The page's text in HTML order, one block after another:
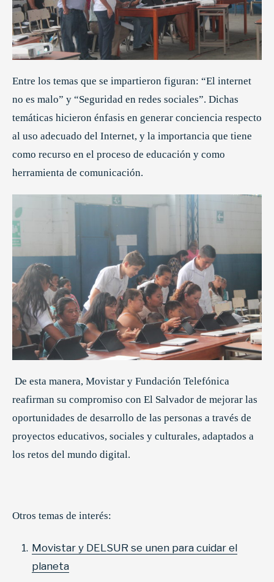
Entre los temas que se impartieron figuran: “El internet
no es malo” y “Seguridad en redes sociales”. Dichas
temáticas hicieron énfasis en generar conciencia respecto
al uso adecuado del Internet, y la importancia que tiene
como recurso en el proceso de educación y como
herramienta de comunicación.
De esta manera, Movistar y Fundación Telefónica
reafirman su compromiso con El Salvador de mejorar las
oportunidades de desarrollo de las personas a través de
proyectos educativos, sociales y culturales, adaptados a
los retos del mundo digital.
Otros temas de interés:
Movistar y DELSUR se unen para cuidar el
planeta